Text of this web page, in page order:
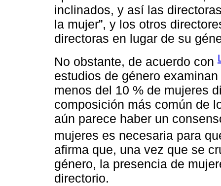
inclinados, y así las
la mujer”, y los otros
directoras en lugar de su
No obstante, de acuerdo con
estudios de género
menos del 10 % de mujeres
composición más común de
aún parece haber un
mujeres es necesaria para
afirma que, una vez que se
género, la presencia de
directorio.